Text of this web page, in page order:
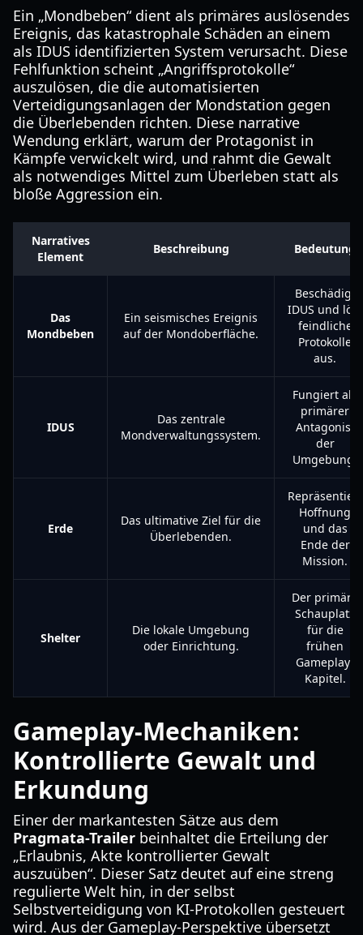
Ein „Mondbeben“ dient als primäres auslösendes
Ereignis, das katastrophale Schäden an einem
als IDUS identifizierten System verursacht. Diese
Fehlfunktion scheint „Angriffsprotokolle“
auszulösen, die die automatisierten
Verteidigungsanlagen der Mondstation gegen
die Überlebenden richten. Diese narrative
Wendung erklärt, warum der Protagonist in
Kämpfe verwickelt wird, und rahmt die Gewalt
als notwendiges Mittel zum Überleben statt als
bloße Aggression ein.
Narratives
Element
Beschreibung Bedeutung
Das
Mondbeben
Ein seismisches Ereignis
auf der Mondoberfläche.
Beschädigt
IDUS und löst
feindliche
Protokolle
aus.
IDUS
Das zentrale
Mondverwaltungssystem.
Fungiert als
primärer
Antagonist
der
Umgebung.
Erde
Das ultimative Ziel für die
Überlebenden.
Repräsentiert
Hoffnung
und das
Ende der
Mission.
Shelter
Die lokale Umgebung
oder Einrichtung.
Der primäre
Schauplatz
für die
frühen
Gameplay-
Kapitel.
Gameplay-Mechaniken:
Kontrollierte Gewalt und
Erkundung
Einer der markantesten Sätze aus dem
Pragmata-Trailer beinhaltet die Erteilung der
„Erlaubnis, Akte kontrollierter Gewalt
auszuüben“. Dieser Satz deutet auf eine streng
regulierte Welt hin, in der selbst
Selbstverteidigung von KI-Protokollen gesteuert
wird. Aus der Gameplay-Perspektive übersetzt